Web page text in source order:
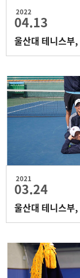
2022
04.13
울산대 테니스부
2021
03.24
울산대 테니스부